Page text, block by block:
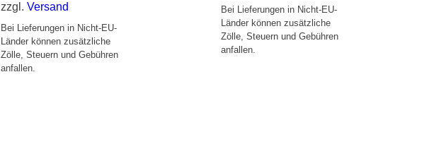
zzgl.Versand
Bei Lieferungen in Nicht-EU-
Länder können zusätzliche
Zölle, Steuern und Gebühren
anfallen.
Bei Lieferungen in Nicht-EU-
Länder können zusätzliche
Zölle, Steuern und Gebühren
anfallen.